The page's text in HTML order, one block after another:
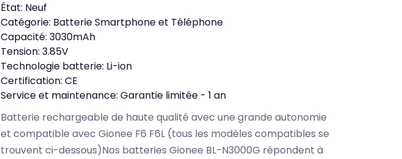
État: Neuf
Catégorie: Batterie Smartphone et Téléphone
Capacité: 3030mAh
Tension: 3.85V
Technologie batterie: Li-ion
Certification: CE
Service et maintenance: Garantie limitée - 1 an
Batterie rechargeable de haute qualité avec une grande autonomie
et compatible avec Gionee F6 F6L (tous les modèles compatibles se
trouvent ci-dessous)Nos batteries Gionee BL-N3000G répondent à